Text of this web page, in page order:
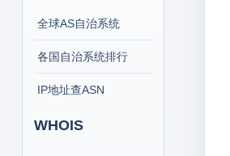
全球AS自治系统
各国自治系统排行
IP地址查ASN
WHOIS